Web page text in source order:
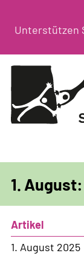
zumUnterstützen
1.
Artikel
1. August 2025